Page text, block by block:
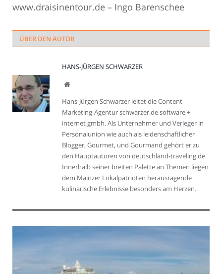
www.draisinentour.de – Ingo Barenschee
ÜBER DEN AUTOR
HANS-JÜRGEN SCHWARZER
Webseite
Hans-Jürgen Schwarzer leitet die Content-
Marketing-Agentur schwarzer.de software +
internet gmbh. Als Unternehmer und Verleger in
Personalunion wie auch als leidenschaftlicher
Blogger, Gourmet, und Gourmand gehört er zu
den Hauptautoren von deutschland-traveling.de.
Innerhalb seiner breiten Palette an Themen liegen
dem Mainzer Lokalpatrioten herausragende
kulinarische Erlebnisse besonders am Herzen.